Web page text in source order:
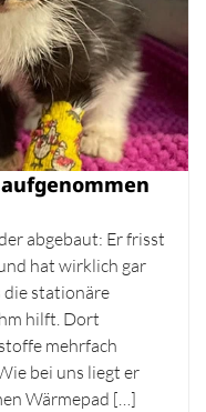
abgebaut: Er frisst
hat wirklich gar
die stationäre
hilft. Dort
mehrfach
bei uns liegt er
Wärmepad […]